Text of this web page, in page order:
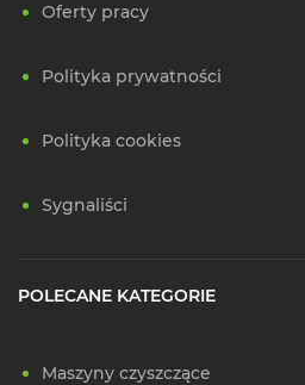
Oferty pracy
Polityka prywatności
Polityka cookies
Sygnaliści
POLECANE KATEGORIE
Maszyny czyszczące